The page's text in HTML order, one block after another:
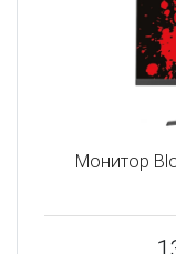
Монитор